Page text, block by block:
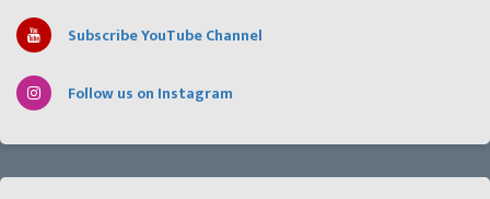
Subscribe YouTube Channel
Follow us on Instagram